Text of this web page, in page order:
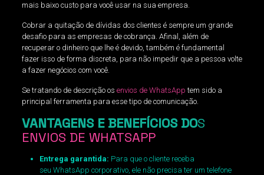
mais baixo custo para você usar na sua empresa.
Cobrar a quitação de dívidas dos clientes é sempre um grande
desafio para as empresas de cobrança. Afinal, além de
recuperar o dinheiro que lhe é devido, também é fundamental
fazer isso de forma discreta, para não impedir que a pessoa volte
a fazer negócios com você.
Se tratando de descrição os envios de WhatsApp tem sido a
principal ferramenta para esse tipo de comunicação.
VANTAGENS E BENEFÍCIOS DOS
ENVIOS DE WHATSAPP
Entrega garantida: Para que o cliente receba
seu WhatsApp corporativo, ele não precisa ter um telefone